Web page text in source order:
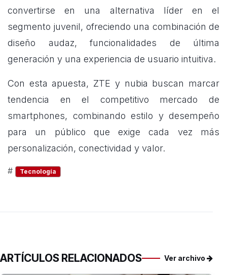
convertirse en una alternativa líder en el
segmento juvenil, ofreciendo una combinación de
diseño audaz, funcionalidades de última
generación y una experiencia de usuario intuitiva.
Con esta apuesta, ZTE y nubia buscan marcar
tendencia en el competitivo mercado de
smartphones, combinando estilo y desempeño
para un público que exige cada vez más
personalización, conectividad y valor.
# Tecnología
ARTÍCULOS RELACIONADOS Ver archivo